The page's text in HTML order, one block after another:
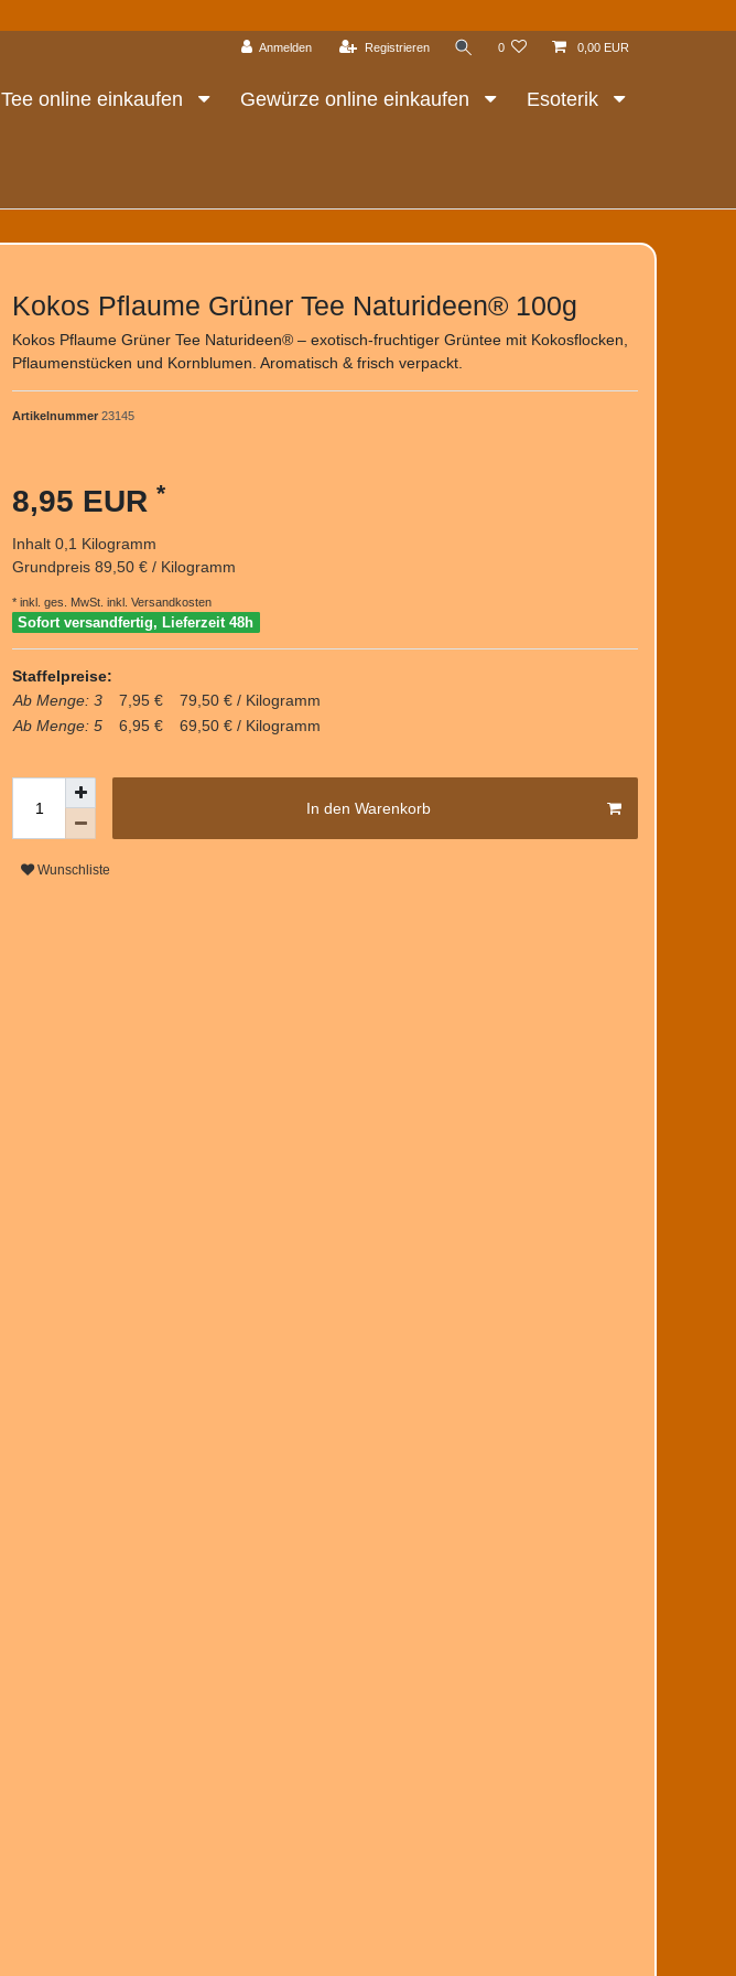
Anmelden Registrieren 0 0,00 EUR
Tee online einkaufen Gewürze online einkaufen Esoterik
Kokos Pflaume Grüner Tee Naturideen® 100g
Kokos Pflaume Grüner Tee Naturideen® – exotisch-fruchtiger Grüntee mit Kokosflocken,
Pflaumenstücken und Kornblumen. Aromatisch & frisch verpackt.
Artikelnummer 23145
8,95 EUR *
Inhalt 0,1 Kilogramm
Grundpreis 89,50 € / Kilogramm
* inkl. ges. MwSt. inkl. Versandkosten
Sofort versandfertig, Lieferzeit 48h
Staffelpreise:
Ab Menge: 3
7,95 €
79,50 € / Kilogramm
Ab Menge: 5
6,95 € 69,50 € / Kilogramm
In den Warenkorb
Wunschliste